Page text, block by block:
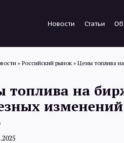
Новости Статьи
» Российский рынок » Цены топлива
топлива на
изменений